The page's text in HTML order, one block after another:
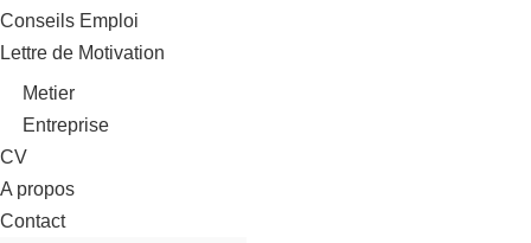
Conseils Emploi
Lettre de Motivation
Metier
Entreprise
CV
A propos
Contact